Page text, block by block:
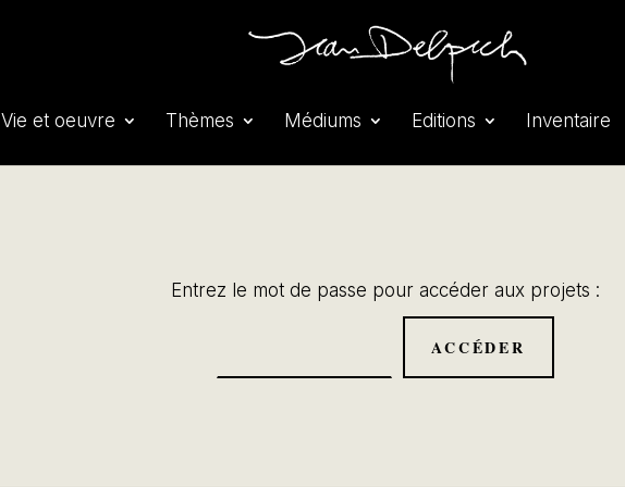
Vie et oeuvre Thèmes Médiums Editions Inventaire
Entrez le mot de passe pour accéder aux projets :